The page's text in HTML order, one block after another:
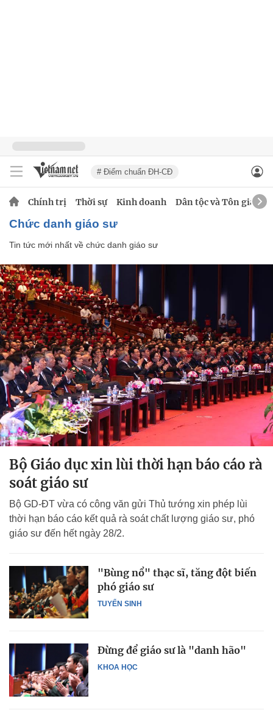
# Điểm chuẩn ĐH-CĐ
Chính trị Thời sự Kinh doanh Dân tộc và Tôn giáo
chức danh giáo sư
Tin tức mới nhất về chức danh giáo sư
Bộ Giáo dục xin lùi thời hạn báo cáo rà
soát giáo sư
Bộ GD-ĐT vừa có công văn gửi Thủ tướng xin phép lùi
thời hạn báo cáo kết quả rà soát chất lượng giáo sư, phó
giáo sư đến hết ngày 28/2.
TUYỂN SINH
"Bùng nổ" thạc sĩ, tăng đột biến
phó giáo sư
KHOA HỌC
Đừng để giáo sư là "danh hão"